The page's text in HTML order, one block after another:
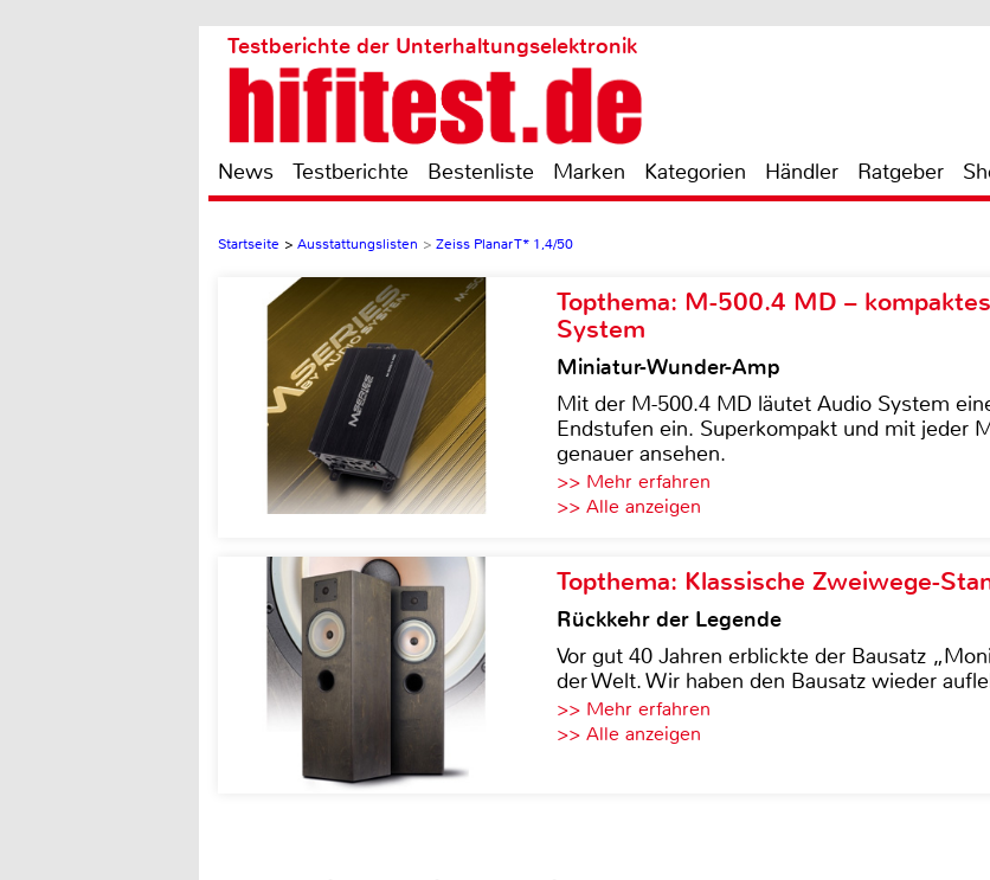
Testberichte der Unterhaltungselektronik
News Testberichte Bestenliste Marken Kategorien Händler Ratgeber
Startseite > Ausstattungslisten > Zeiss Planar T* 1,4/50
Topthema: M-500.4 MD –
System
Miniatur-Wunder-Amp
Mit der M-500.4 MD läutet Audio System
Endstufen ein. Superkompakt und mit jeder
genauer ansehen.
>> Mehr erfahren
>> Alle anzeigen
Topthema: Klassische Zweiwege-
Rückkehr der Legende
Vor gut 40 Jahren erblickte der Bausatz
der Welt. Wir haben den Bausatz wieder
>> Mehr erfahren
>> Alle anzeigen